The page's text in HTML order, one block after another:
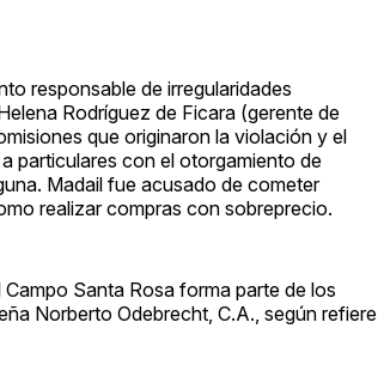
responsable de irregularidades
Rodríguez de Ficara (gerente de
que originaron la violación y el
particulares con el otorgamiento de
Madail fue acusado de cometer
realizar compras con sobreprecio.
Santa Rosa forma parte de los
Norberto Odebrecht, C.A., según refiere